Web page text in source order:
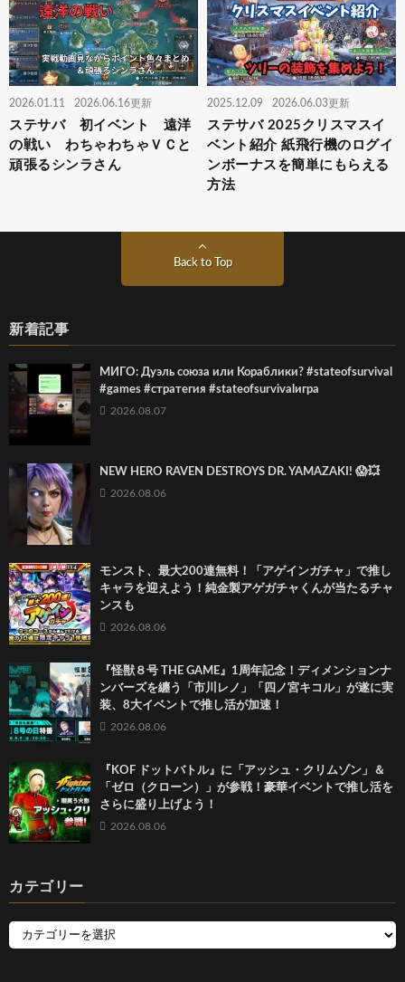
2026.01.11 2026.06.16更新
ステサバ 初イベント 遠洋
の戦い わちゃわちゃＶＣと
頑張るシンラさん
2025.12.09 2026.06.03更新
ステサバ 2025クリスマスイ
ベント紹介 紙飛行機のログイ
ンボーナスを簡単にもらえる
方法
Back to Top
新着記事
МИГО: Дуэль союза или Кораблики? #stateofsurvival
#games #стратегия #stateofsurvivalигра
2026.08.07
NEW HERO RAVEN DESTROYS DR. YAMAZAKI! 😱💥
2026.08.06
モンスト、最大200連無料！「アゲインガチャ」で推し
キャラを迎えよう！純金製アゲガチャくんが当たるチャ
ンスも
2026.08.06
『怪獣８号 THE GAME』1周年記念！ディメンションナ
ンバーズを纏う「市川レノ」「四ノ宮キコル」が遂に実
装、8大イベントで推し活が加速！
2026.08.06
『KOF ドットバトル』に「アッシュ・クリムゾン」＆
「ゼロ（クローン）」が参戦！豪華イベントで推し活を
さらに盛り上げよう！
2026.08.06
カテゴリー